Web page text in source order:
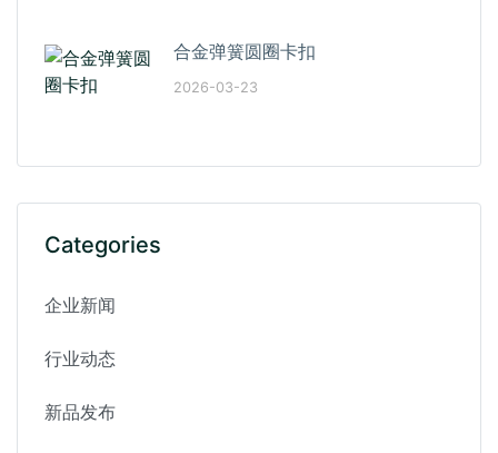
合金弹簧圆圈卡扣
2026-03-23
Categories
企业新闻
行业动态
新品发布